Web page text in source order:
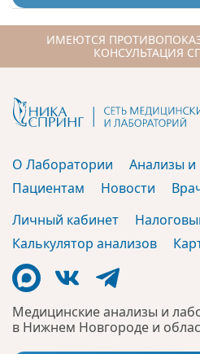
ИМЕЮТСЯ
КОНСУЛЬТАЦИЯ
Медицинские анализы и
в Нижнем Новгороде и
О Лаборатории Анализы
Пациентам
Новости
Личный кабинет
Калькулятор анализов